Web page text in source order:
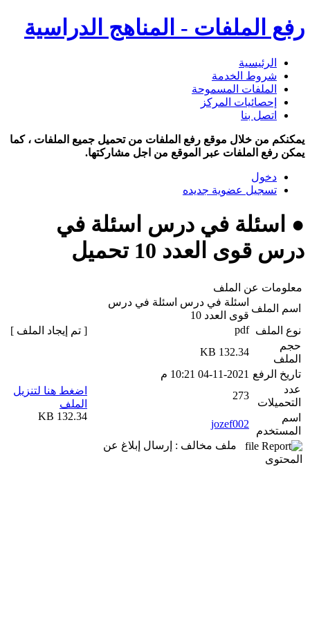
رفع الملفات - المناهج الدراسية
الرئيسية
شروط الخدمة
الملفات المسموحة
إحصائيات المركز
اتصل بنا
يمكنكم من خلال موقع رفع الملفات من تحميل جميع الملفات ، كما
يمكن رفع الملفات عبر الموقع من اجل مشاركتها.
دخول
تسجيل عضوية جديده
● اسئلة في درس اسئلة في
درس قوى العدد 10 تحميل
معلومات عن الملف
اسم الملف
اسئلة في درس اسئلة في درس
قوى العدد 10
نوع الملف pdf
حجم
الملف
132.34 KB
تاريخ الرفع 04-11-2021 10:21 م
عدد
التحميلات
273
اسم
المستخدم
jozef002
ملف مخالف : إرسال إبلاغ عن
المحتوى
[ تم إيجاد الملف ]
اضغط هنا لتنزيل
الملف
132.34 KB